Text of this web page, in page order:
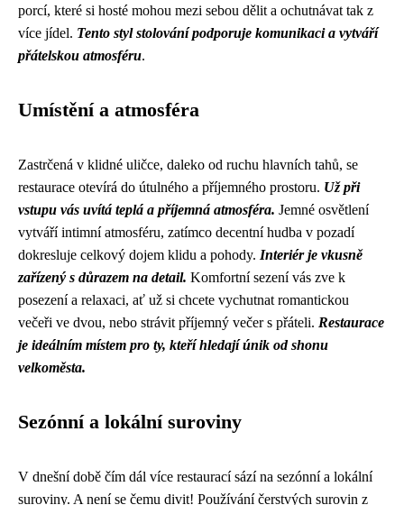
porcí, které si hosté mohou mezi sebou dělit a ochutnávat tak z
více jídel. Tento styl stolování podporuje komunikaci a vytváří
přátelskou atmosféru.
Umístění a atmosféra
Zastrčená v klidné uličce, daleko od ruchu hlavních tahů, se
restaurace otevírá do útulného a příjemného prostoru. Už při
vstupu vás uvítá teplá a příjemná atmosféra. Jemné osvětlení
vytváří intimní atmosféru, zatímco decentní hudba v pozadí
dokresluje celkový dojem klidu a pohody. Interiér je vkusně
zařízený s důrazem na detail. Komfortní sezení vás zve k
posezení a relaxaci, ať už si chcete vychutnat romantickou
večeři ve dvou, nebo strávit příjemný večer s přáteli. Restaurace
je ideálním místem pro ty, kteří hledají únik od shonu
velkoměsta.
Sezónní a lokální suroviny
V dnešní době čím dál více restaurací sází na sezónní a lokální
suroviny. A není se čemu divit! Používání čerstvých surovin z